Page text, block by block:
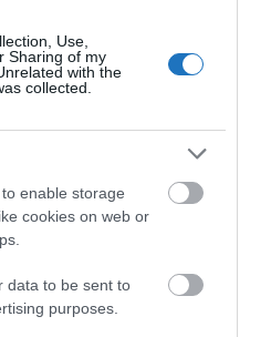
Use,
Sharing of my
with the
collected.
enable storage
cookies on web or
data to be sent to
purposes.